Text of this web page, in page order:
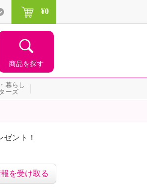
商品を探す
¥0
暮らし
ーズ
ント！
を受け取る